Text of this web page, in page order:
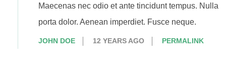
Maecenas nec odio et ante tincidunt tempus. Nulla
porta dolor. Aenean imperdiet. Fusce neque.
JOHN DOE 12 YEARS AGO PERMALINK